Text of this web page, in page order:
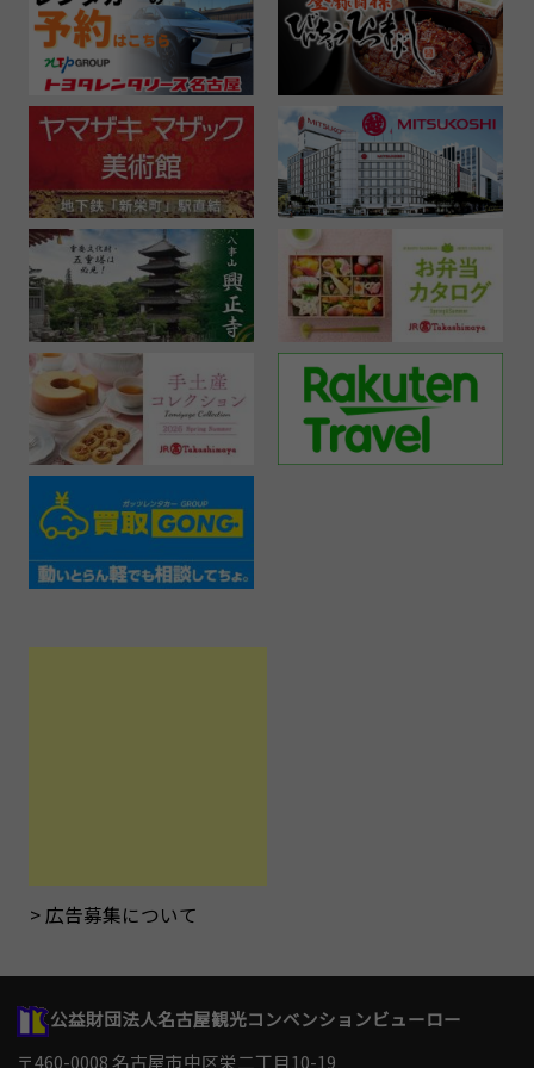
広告募集について
公益財団法人名古屋観光コンベンションビューロー
〒460-0008 名古屋市中区栄二丁目10-19